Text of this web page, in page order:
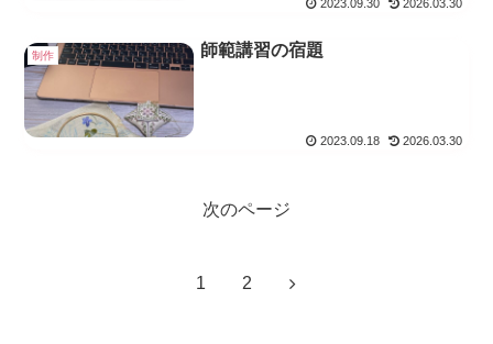
2023.09.30 2026.03.30
制作 師範講習の宿題
2023.09.18 2026.03.30
次のページ
1 2
次